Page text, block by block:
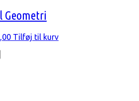
er:
kr. 499,00.
Geometri
Den
Tilføj til kurv